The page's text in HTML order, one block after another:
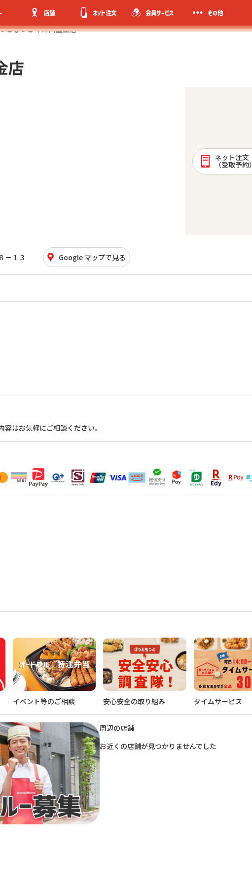
店舗 ネット注文 会員サービス その他
ともっと 中津川上金店
店
ネット注文
（受取予約）
－１３ Google マップで見る
はお気軽にご相談ください。
イベント等のご相談 安心安全の取り組み タイムサービス
周辺の店舗
お近くの店舗が見つかりませんでした